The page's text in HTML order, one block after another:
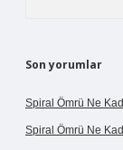
Son yorumlar
Spiral Ömrü Ne
Spiral Ömrü Ne